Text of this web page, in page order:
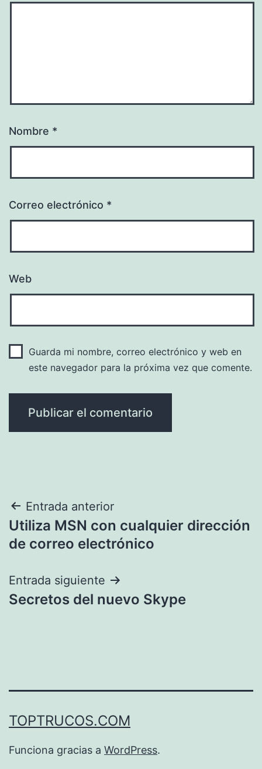
Nombre *
Correo electrónico *
Web
Guarda mi nombre, correo electrónico y web en
este navegador para la próxima vez que comente.
Navegación
de
Entrada anterior
Utiliza MSN con cualquier dirección
de correo electrónico
Entrada siguiente
Secretos del nuevo Skype
TOPTRUCOS.COM
Funciona gracias a WordPress.